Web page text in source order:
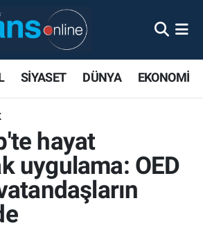
SİYASET DÜNYA EKONOMİ
hayat
uygulama: OED